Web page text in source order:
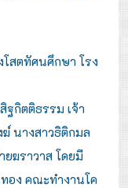
โสตทัศนศึกษา โรง
ฐกิตติธรรม เจ้า
นางสาวธิติกมล
ฆราวาส โดยมี
อง คณะทำงานโค